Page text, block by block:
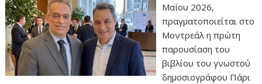
Μαΐου 2026,
πραγματοποιείται στο
Μοντρεάλ η πρώτη
παρουσίαση του
βιβλίου του γνωστού
δημοσιογράφου Πάρι